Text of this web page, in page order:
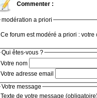
Commenter :
modération a priori
Ce forum est modéré a priori :
Qui êtes-vous ?
Votre nom
Votre adresse email
Votre message
Texte de votre message